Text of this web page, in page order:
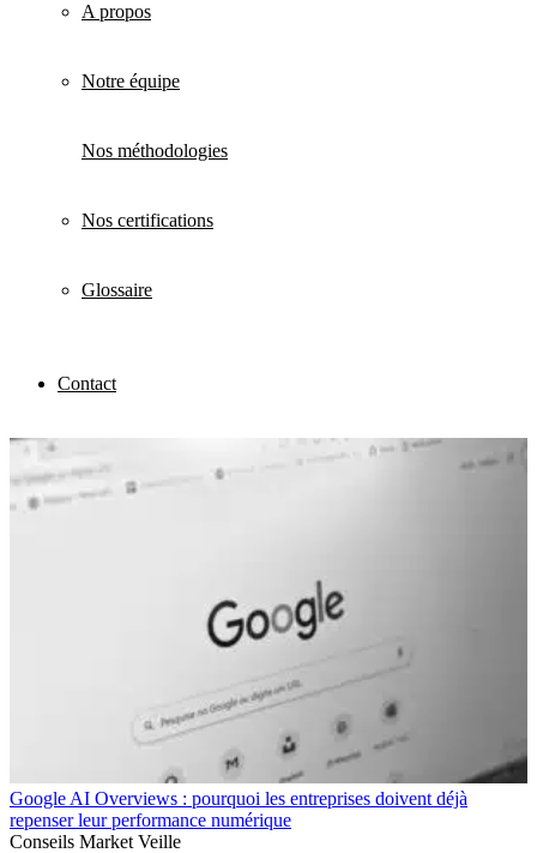
A propos
Notre équipe
Nos méthodologies
Nos certifications
Glossaire
Contact
Google AI Overviews : pourquoi les entreprises doivent déjà
repenser leur performance numérique
Conseils Market Veille